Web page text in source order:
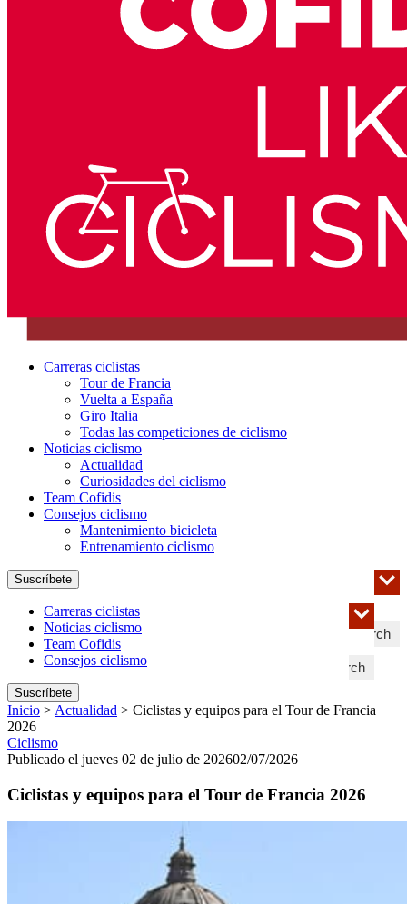
Carreras ciclistas
Tour de Francia
Vuelta a España
Giro Italia
Todas las competiciones de ciclismo
Noticias ciclismo
Actualidad
Curiosidades del ciclismo
Team Cofidis
Consejos ciclismo
Mantenimiento bicicleta
Entrenamiento ciclismo
Search
Suscríbete
Search
Carreras ciclistas
Noticias ciclismo
Team Cofidis
Consejos ciclismo
Suscríbete
Inicio > Actualidad > Ciclistas y equipos para el Tour de Francia
2026
Ciclismo
Publicado el jueves 02 de julio de 202602/07/2026
Ciclistas y equipos para el Tour de Francia 2026